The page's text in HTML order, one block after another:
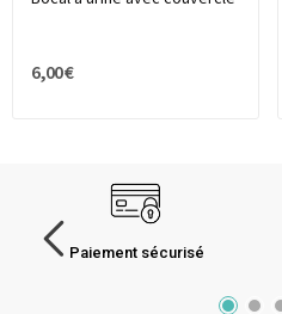
6,00 €
Paiement sécurisé